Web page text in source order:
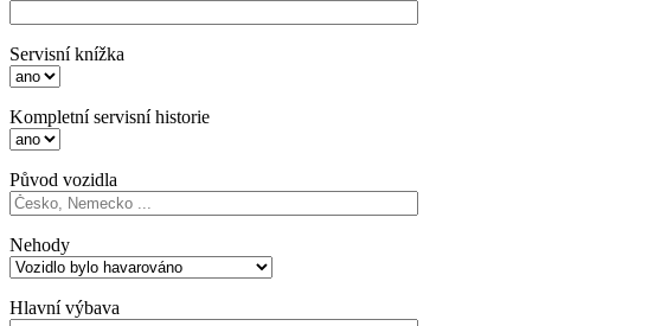
Servisní knížka
Kompletní servisní historie
Původ vozidla
Nehody
Hlavní výbava